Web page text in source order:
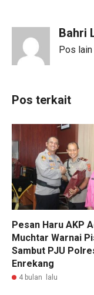
Bahri
Pos
Pos terkait
Pesan Haru AKP
Muchtar Warnai
Sambut PJU
Enrekang
4 bulan lalu